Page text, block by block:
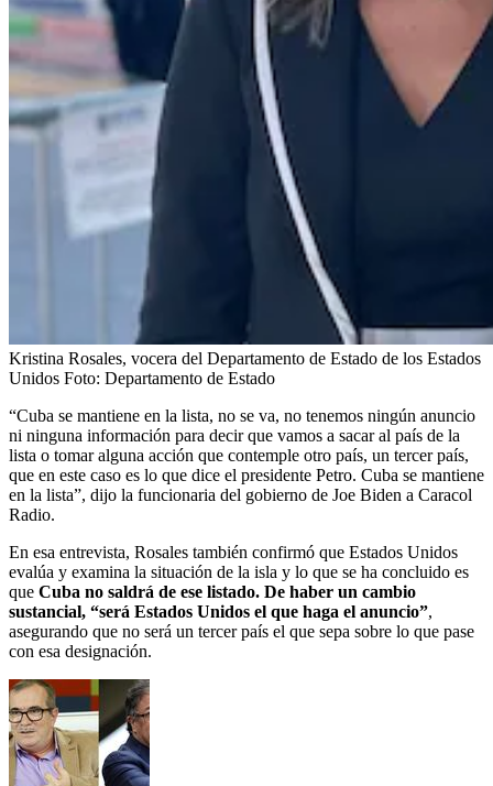
Kristina Rosales, vocera del Departamento de Estado de los Estados
Unidos Foto: Departamento de Estado
“Cuba se mantiene en la lista, no se va, no tenemos ningún anuncio
ni ninguna información para decir que vamos a sacar al país de la
lista o tomar alguna acción que contemple otro país, un tercer país,
que en este caso es lo que dice el presidente Petro. Cuba se mantiene
en la lista”, dijo la funcionaria del gobierno de Joe Biden a Caracol
Radio.
En esa entrevista, Rosales también confirmó que Estados Unidos
evalúa y examina la situación de la isla y lo que se ha concluido es
que Cuba no saldrá de ese listado. De haber un cambio
sustancial, “será Estados Unidos el que haga el anuncio”,
asegurando que no será un tercer país el que sepa sobre lo que pase
con esa designación.